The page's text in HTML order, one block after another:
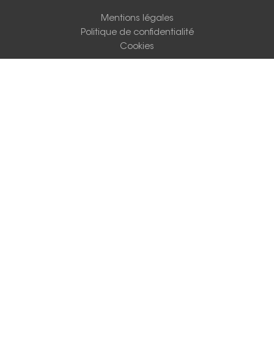
Mentions légales
Politique de confidentialité
Cookies